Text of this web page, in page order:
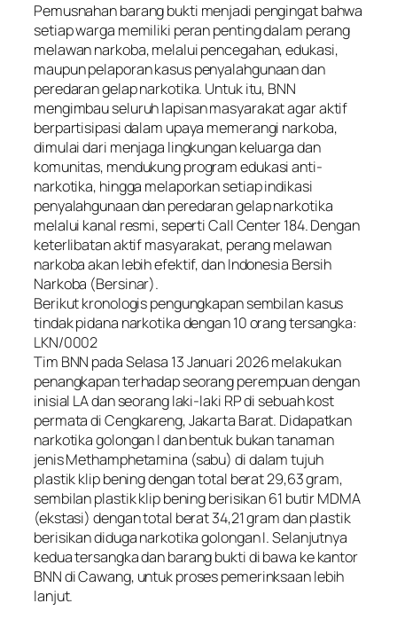
Pemusnahan barang bukti menjadi pengingat bahwa
setiap warga memiliki peran penting dalam perang
melawan narkoba, melalui pencegahan, edukasi,
maupun pelaporan kasus penyalahgunaan dan
peredaran gelap narkotika. Untuk itu, BNN
mengimbau seluruh lapisan masyarakat agar aktif
berpartisipasi dalam upaya memerangi narkoba,
dimulai dari menjaga lingkungan keluarga dan
komunitas, mendukung program edukasi anti-
narkotika, hingga melaporkan setiap indikasi
penyalahgunaan dan peredaran gelap narkotika
melalui kanal resmi, seperti Call Center 184. Dengan
keterlibatan aktif masyarakat, perang melawan
narkoba akan lebih efektif, dan Indonesia Bersih
Narkoba (Bersinar).
Berikut kronologis pengungkapan sembilan kasus
tindak pidana narkotika dengan 10 orang tersangka:
LKN/0002
Tim BNN pada Selasa 13 Januari 2026 melakukan
penangkapan terhadap seorang perempuan dengan
inisial LA dan seorang laki-laki RP di sebuah kost
permata di Cengkareng, Jakarta Barat. Didapatkan
narkotika golongan I dan bentuk bukan tanaman
jenis Methamphetamina (sabu) di dalam tujuh
plastik klip bening dengan total berat 29,63 gram,
sembilan plastik klip bening berisikan 61 butir MDMA
(ekstasi) dengan total berat 34,21 gram dan plastik
berisikan diduga narkotika golongan I. Selanjutnya
kedua tersangka dan barang bukti di bawa ke kantor
BNN di Cawang, untuk proses pemerinksaan lebih
lanjut.